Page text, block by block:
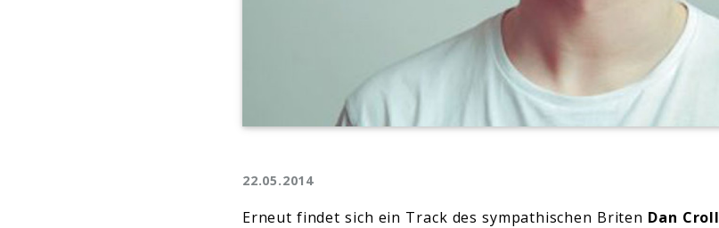
22.05.2014
Erneut findet sich ein Track des sympathischen Briten Dan Croll